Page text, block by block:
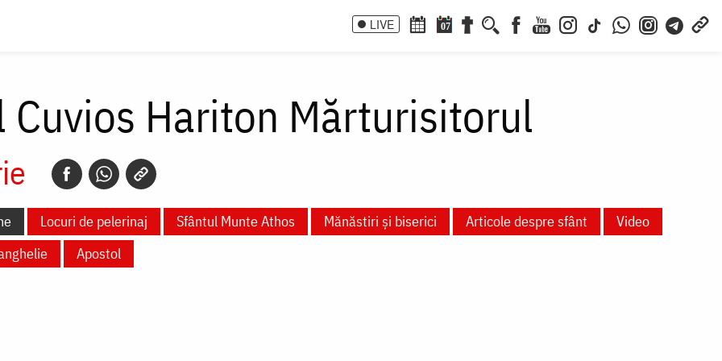
LIVE 07
Cuvios Hariton Mărturisitorul
Locuri de pelerinaj Sfântul Munte Athos Mănăstiri și biserici Articole despre sfânt
Video
Apostol